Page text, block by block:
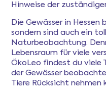
Hinweise der
Die Gewässer in
sondern sind auch ein
Naturbeobachtung.
Lebensraum für viele
ÖkoLeo findest du viele
der Gewässer
Tiere Rücksicht nehmen